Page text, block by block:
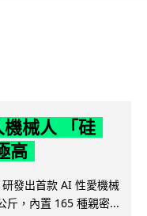
械人 「硅
高
發出首款 AI 性愛機械
斤，內置 165 種親密...